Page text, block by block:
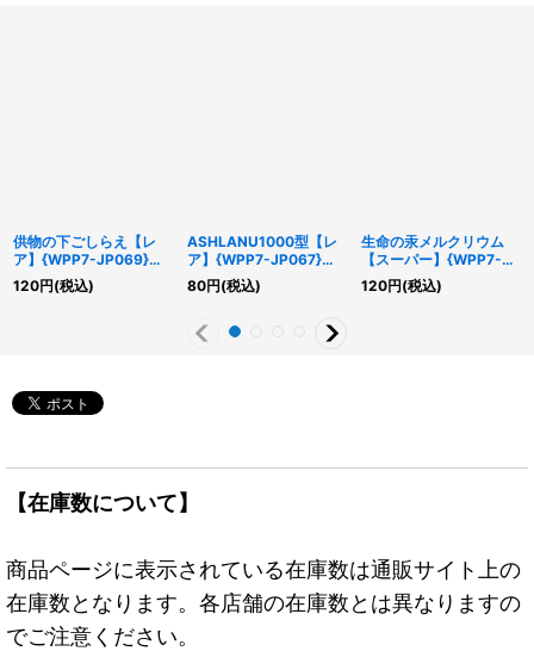
供物の下ごしらえ【レ
ア】{WPP7-JP069}
《魔法》
120円(税込)
ASHLANU1000型【レ
ア】{WPP7-JP067}
《リンク》
80円(税込)
生命の汞メルクリウム
【スーパー】{WPP7-
JP064}《エクシーズ》
120円(税込)
【在庫数について】
商品ページに表示されている在庫数は通販サイト上の
在庫数となります。各店舗の在庫数とは異なりますの
でご注意ください。